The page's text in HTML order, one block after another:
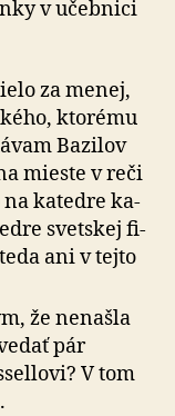
v učeb­nici
za menej,
ktorému
Bazilov
mieste v reči
na ka­tedre ka­
svetskej fi­
ani v tejto
že ne­našla
pár
V tom